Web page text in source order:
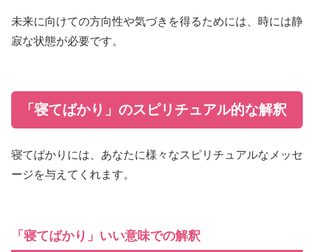
未来に向けての方向性や気づきを得るためには、時には静
寂な状態が必要です。
「寝てばかり」のスピリチュアル的な解釈
寝てばかりには、あなたに様々なスピリチュアルなメッセ
ージを与えてくれます。
「寝てばかり」いい意味での解釈